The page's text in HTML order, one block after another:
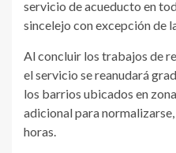
servicio de acueducto en
sincelejo con excepción de
Al concluir los trabajos de
el servicio se reanudará
los barrios ubicados en
adicional para
horas.